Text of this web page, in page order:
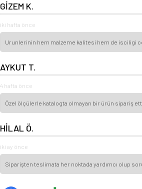
GİZEM K.
iki hafta önce
Urunlerinin hem malzeme kalitesi hem de isciligi
AYKUT T.
4 hafta önce
Özel ölçülerle katalogta olmayan bir ürün sipariş
HİLAL Ö.
iki ay önce
Siparişten teslimata her noktada yardımcı olup